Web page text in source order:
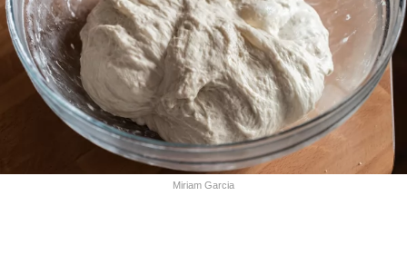
Miriam Garcia